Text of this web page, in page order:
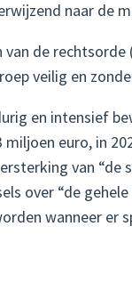
naar de
de
veilig en
en intensief
euro, in
van “de
over “de
wanneer er